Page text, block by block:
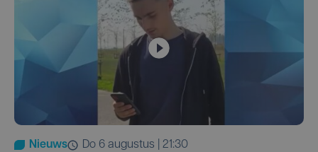
Nieuws
do 6 augustus | 21:30